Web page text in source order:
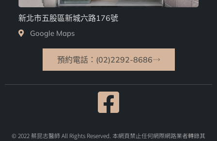
新北市五股區新城六路176號
Google Maps
預約電話：(02)2292-8686
© 2022 蔡昆志醫師 All Rights Reserved. 本網頁禁止任何網際網路業者轉錄其